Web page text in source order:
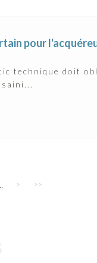
pour
technique doit
> >>